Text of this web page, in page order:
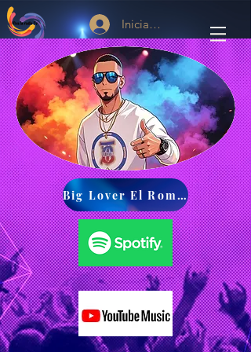
Viva La Radio Tv
Iniciar sesión
Compartir
Big Lover El Romantico